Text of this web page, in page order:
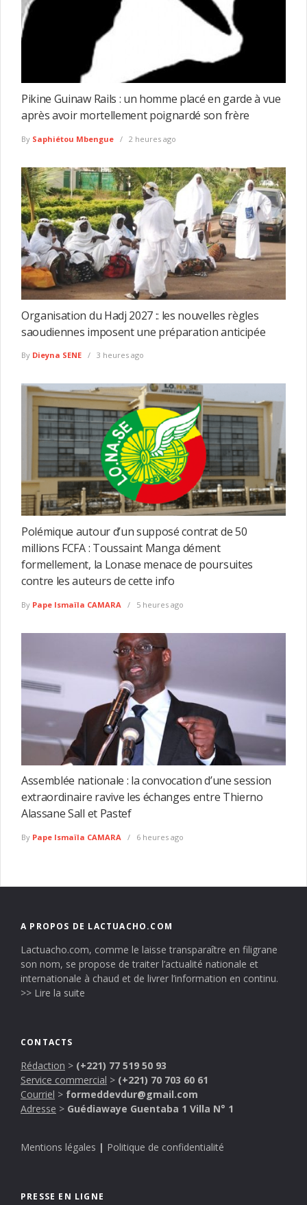
Pikine Guinaw Rails : un homme placé en garde à vue
après avoir mortellement poignardé son frère
By Saphiétou Mbengue 2 heures ago
Organisation du Hadj 2027 :: les nouvelles règles
saoudiennes imposent une préparation anticipée
By Dieyna SENE 3 heures ago
Polémique autour d’un supposé contrat de 50
millions FCFA : Toussaint Manga dément
formellement, la Lonase menace de poursuites
contre les auteurs de cette info
By Pape Ismaïla CAMARA 5 heures ago
Assemblée nationale : la convocation d’une session
extraordinaire ravive les échanges entre Thierno
Alassane Sall et Pastef
By Pape Ismaïla CAMARA 6 heures ago
A PROPOS DE LACTUACHO.COM
Lactuacho.com, comme le laisse transparaître en filigrane
son nom, se propose de traiter l’actualité nationale et
internationale à chaud et de livrer l’information en continu.
>> Lire la suite
CONTACTS
Rédaction > (+221) 77 519 50 93
Service commercial > (+221) 70 703 60 61
Courriel > formeddevdur@gmail.com
Adresse > Guédiawaye Guentaba 1 Villa N° 1
Mentions légales | Politique de confidentialité
PRESSE EN LIGNE